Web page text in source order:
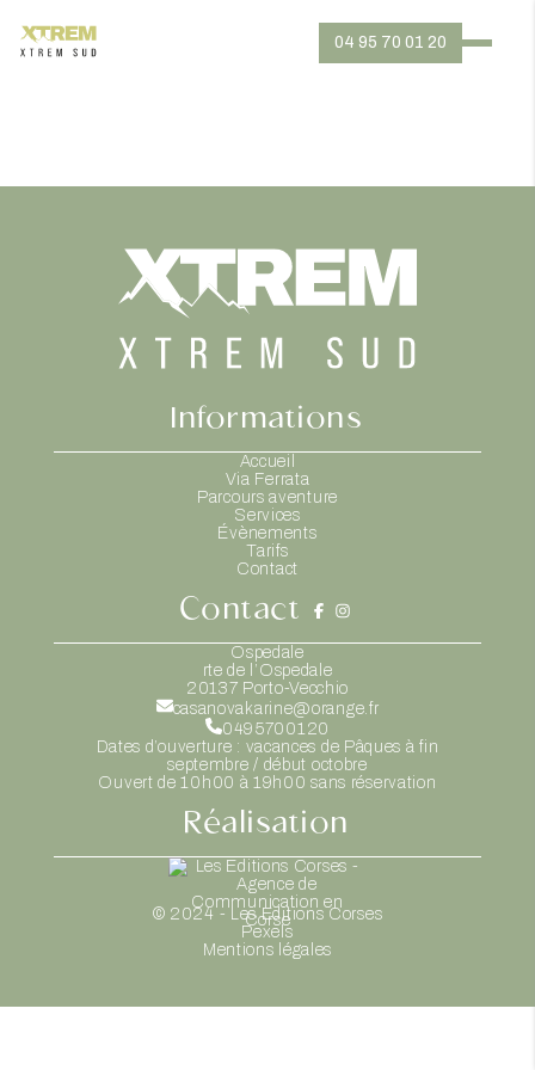
04 95 70 01 20
Informations
Accueil
Via Ferrata
Parcours aventure
Services
Évènements
Tarifs
Contact
Contact
Ospedale
rte de l’Ospedale
20137 Porto-Vecchio
casanovakarine@orange.fr
0495700120
Dates d’ouverture : vacances de Pâques à fin
septembre / début octobre
Ouvert de 10h00 à 19h00 sans réservation
Réalisation
© 2024 - Les Editions Corses
Pexels
Mentions légales